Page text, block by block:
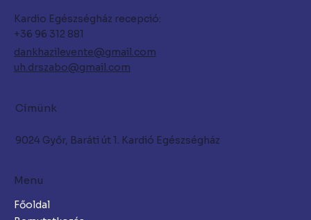
Kardio Egészségház recepció:
+36 96 312 881
dankhazilevente@gmail.com
uh.drszabo@gmail.com
Címünk
9024 Győr, Baráti út 1. Kardió Egészségház
Menu
Főoldal